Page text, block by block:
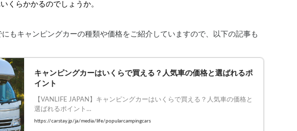
くらかかるのでしょうか。
にもキャンピングカーの種類や価格をご紹介していますので、以下の記事も
キャンピングカーはいくらで買える？人気車の価格と選ばれるポ
イント
【VANLIFE JAPAN】キャンピングカーはいくらで買える？人気車の価格と
選ばれるポイント
    #vanlifejapan #carstay #キャンピングカー
https://carstay.jp/ja/media/life/popularcampingcars